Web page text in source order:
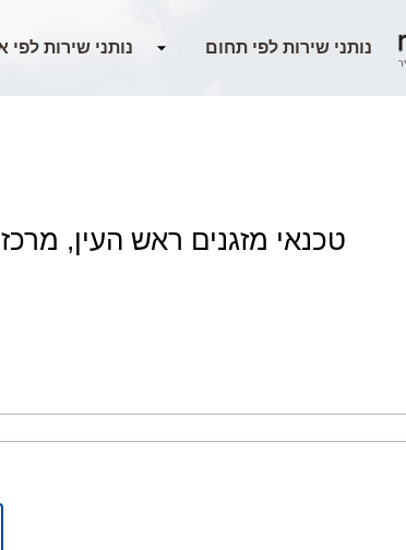
טכנאי מזגנים ראש העין, מרכז